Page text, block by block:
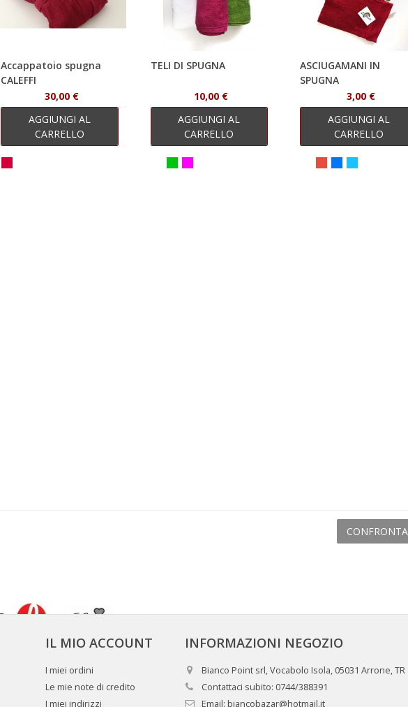
Accappatoio spugna
CALEFFI
30,00 €
AGGIUNGI AL
CARRELLO
TELI DI SPUGNA
10,00 €
AGGIUNGI AL
CARRELLO
ASCIUGAMANI IN
SPUGNA
3,00 €
AGGIUNGI AL
CARRELLO
IL MIO ACCOUNT
I miei ordini
Le mie note di credito
I miei indirizzi
INFORMAZIONI NEGOZIO
Bianco Point srl, Vocabolo Isola, 05031 Arrone, TR
Contattaci subito: 0744/388391
Email: biancobazar@hotmail.it